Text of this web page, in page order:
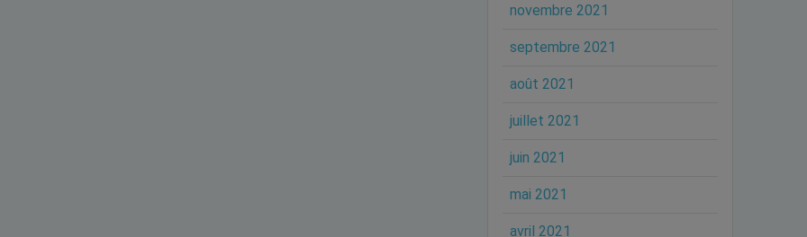
novembre 2021
septembre 2021
août 2021
juillet 2021
juin 2021
mai 2021
avril 2021